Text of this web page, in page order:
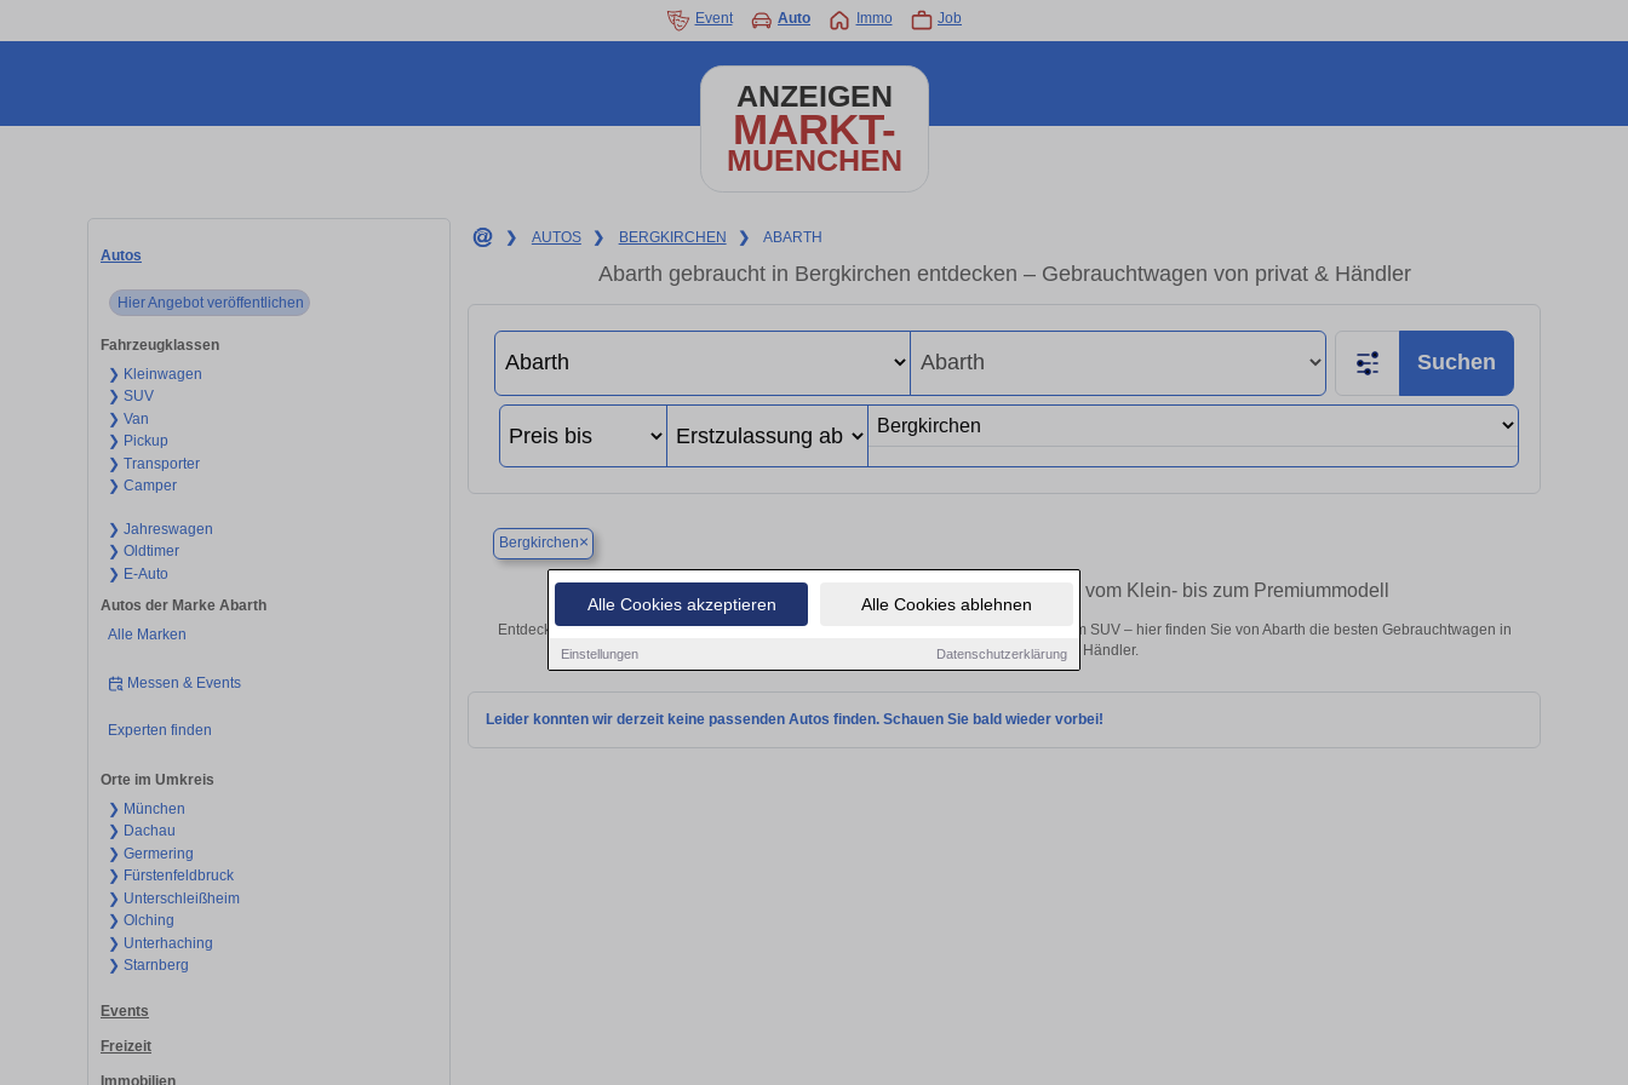
Alle Cookies akzeptieren Alle Cookies ablehnen
Einstellungen Datenschutzerklärung
Event Auto Immo Job
ANZEIGEN
MARKT-
MUENCHEN
Autos
Hier Angebot veröffentlichen
Fahrzeugklassen
❯ Kleinwagen
❯ SUV
❯ Van
❯ Pickup
❯ Transporter
❯ Camper
❯ Jahreswagen
❯ Oldtimer
❯ E-Auto
Autos der Marke Abarth
Alle Marken
Messen & Events
Experten finden
Orte im Umkreis
❯ München
❯ Dachau
❯ Germering
❯ Fürstenfeldbruck
❯ Unterschleißheim
❯ Olching
❯ Unterhaching
❯ Starnberg
Events
Freizeit
Immobilien
❯ AUTOS ❯ BERGKIRCHEN ❯ ABARTH
Abarth gebraucht in Bergkirchen entdecken – Gebrauchtwagen von privat & Händler
Suchen
Bergkirchen×
Finden Sie in Bergkirchen Ihren gebrauchten Abarth – vom Klein- bis zum Premiummodell
Entdecken Sie in Bergkirchen gebrauchte Abarth Fahrzeuge. Von Kleinwagen bis hin zum SUV – hier finden Sie von Abarth die besten Gebrauchtwagen in
Bergkirchen von privat und vom Händler.
Leider konnten wir derzeit keine passenden Autos finden. Schauen Sie bald wieder vorbei!